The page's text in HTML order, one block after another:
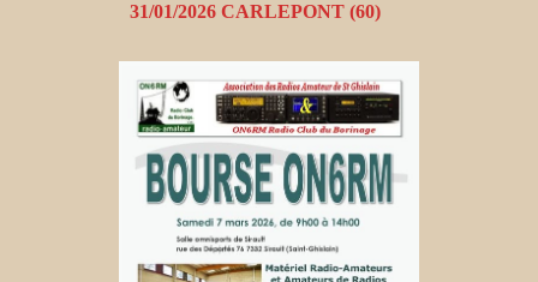
31/01/2026 CARLEPONT (60)